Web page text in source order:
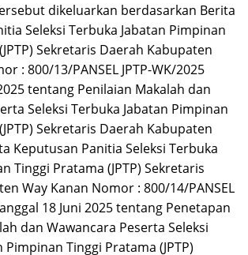
dikeluarkan berdasarkan Berita
Seleksi Terbuka Jabatan Pimpinan
Sekretaris Daerah Kabupaten
: 800/13/PANSEL JPTP-WK/2025
tentang Penilaian Makalah dan
Seleksi Terbuka Jabatan Pimpinan
Sekretaris Daerah Kabupaten
Keputusan Panitia Seleksi Terbuka
Tinggi Pratama (JPTP) Sekretaris
Way Kanan Nomor : 800/14/PANSEL
18 Juni 2025 tentang Penetapan
dan Wawancara Peserta Seleksi
Pimpinan Tinggi Pratama (JPTP)